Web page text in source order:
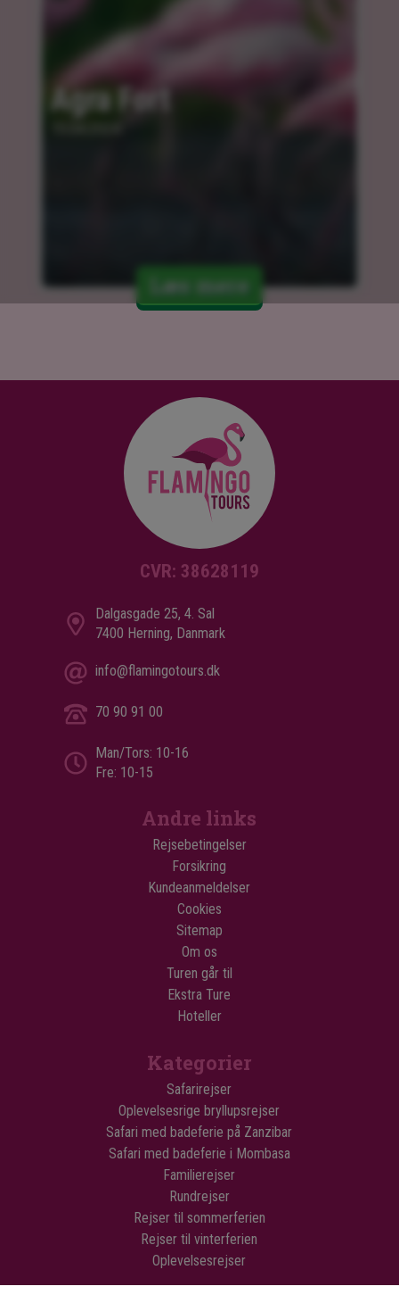
Agra Fort
Læs mere
CVR: 38628119
Dalgasgade 25, 4. Sal
7400 Herning, Danmark
info@flamingotours.dk
70 90 91 00
Man/Tors: 10-16
Fre: 10-15
Andre links
Rejsebetingelser
Forsikring
Kundeanmeldelser
Cookies
Sitemap
Om os
Turen går til
Ekstra Ture
Hoteller
Kategorier
Safarirejser
Oplevelsesrige bryllupsrejser
Safari med badeferie på Zanzibar
Safari med badeferie i Mombasa
Familierejser
Rundrejser
Rejser til sommerferien
Rejser til vinterferien
Oplevelsesrejser